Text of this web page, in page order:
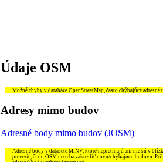
Údaje OSM
Možné chyby v databáze OpenStreetMap, často chýbajúce adresné
Adresy mimo budov
Adresné body mimo budov (JOSM)
Adresné body v datasete MINV, ktoré nepretínajú ani nie sú v
preveriť, či do OSM netreba zakresliť novú/chýbajúcu budovu.